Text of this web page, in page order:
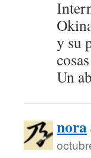
y su
cosas
Un
nora